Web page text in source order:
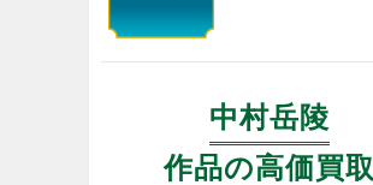
中村岳陵
作品の高価買取